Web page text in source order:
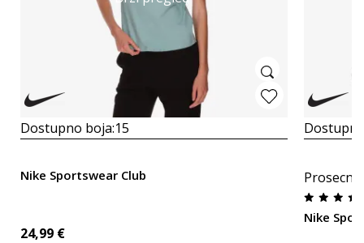
Dostupno boja:15
Nike Sportswear Club
24,99 €
Nike